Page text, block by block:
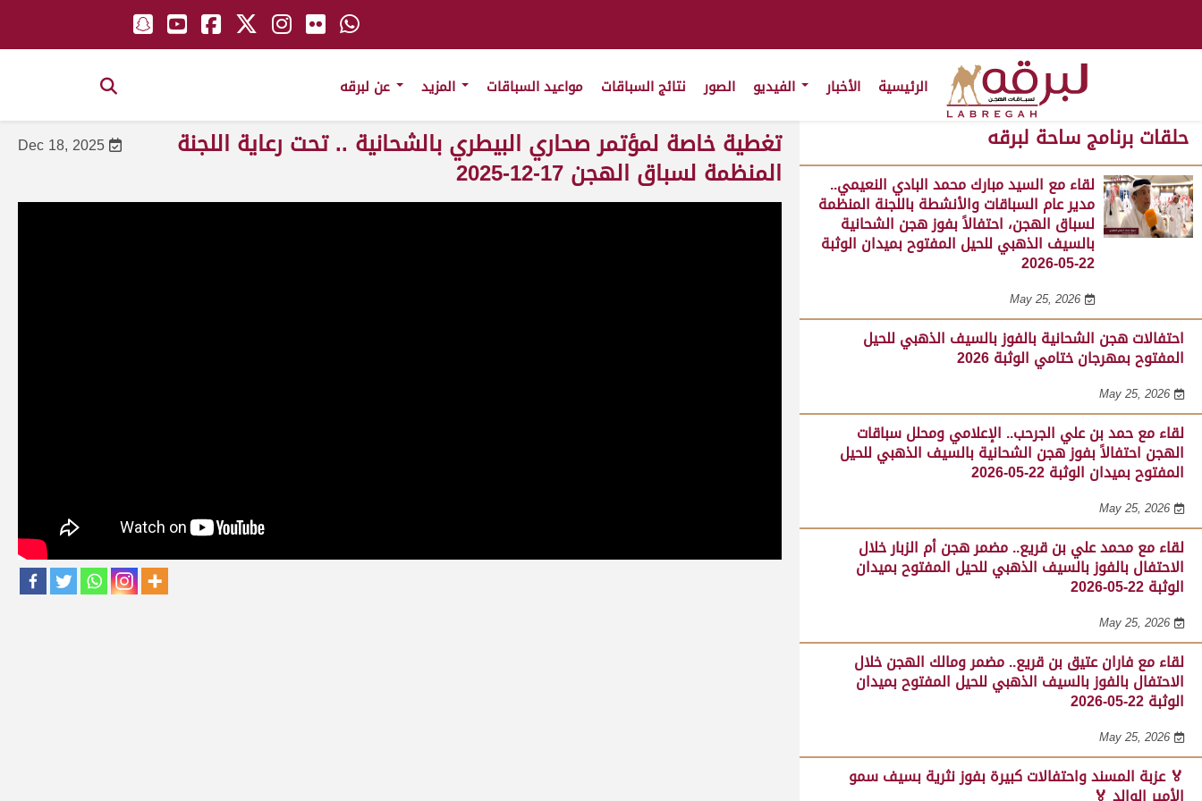
الرئيسية الأخبار الصور نتائج السباقات مواعيد السباقات
حلقات برنامج ساحة لبرقه
لقاء مع السيد مبارك محمد البادي النعيمي..
مدير عام السباقات والأنشطة باللجنة المنظمة
لسباق الهجن، احتفالاً بفوز هجن الشحانية
بالسيف الذهبي للحيل المفتوح بميدان الوثبة
22-05-2026
May 25, 2026
احتفالات هجن الشحانية بالفوز بالسيف الذهبي للحيل
المفتوح بمهرجان ختامي الوثبة 2026
May 25, 2026
لقاء مع حمد بن علي الجرحب.. الإعلامي ومحلل سباقات
الهجن احتفالاً بفوز هجن الشحانية بالسيف الذهبي للحيل
المفتوح بميدان الوثبة 22-05-2026
May 25, 2026
لقاء مع محمد علي بن قريع.. مضمر هجن أم الزبار خلال
الاحتفال بالفوز بالسيف الذهبي للحيل المفتوح بميدان
الوثبة 22-05-2026
May 25, 2026
لقاء مع فاران عتيق بن قريع.. مضمر ومالك الهجن خلال
الاحتفال بالفوز بالسيف الذهبي للحيل المفتوح بميدان
الوثبة 22-05-2026
May 25, 2026
🏅 عزبة المسند واحتفالات كبيرة بفوز نثرية بسيف سمو
Dec 18, 2025 تغطية خاصة لمؤتمر صحاري البيطري بالشحانية .. تحت رعاية اللجنة
المنظمة لسباق الهجن 17-12-2025